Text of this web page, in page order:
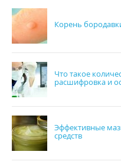
Корень
Что такое
расшифровка и
Эффективные
средств